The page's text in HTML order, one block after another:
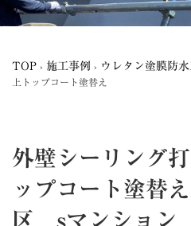
ス
ン
TOP › 施工事例 › ウレタン塗膜防
上トップコート塗替え
外壁シーリング
ップコート塗替え
区 sマンション